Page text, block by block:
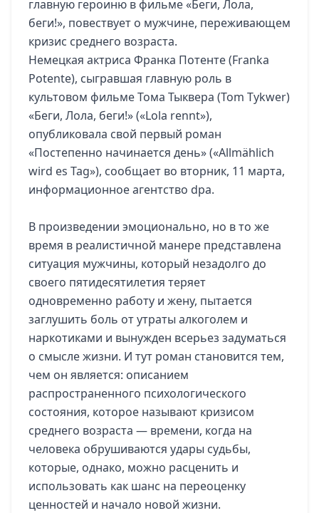
главную героиню в фильме «Беги, Лола,
беги!», повествует о мужчине, переживающем
кризис среднего возраста.
Немецкая актриса Франка Потенте (Franka
Potente), сыгравшая главную роль в
культовом фильме Тома Тыквера (Tom Tykwer)
«Беги, Лола, беги!» («Lola rennt»),
опубликовала свой первый роман
«Постепенно начинается день» («Allmählich
wird es Tag»), сообщает во вторник, 11 марта,
информационное агентство dpa.
В произведении эмоционально, но в то же
время в реалистичной манере представлена
ситуация мужчины, который незадолго до
своего пятидесятилетия теряет
одновременно работу и жену, пытается
заглушить боль от утраты алкоголем и
наркотиками и вынужден всерьез задуматься
о смысле жизни. И тут роман становится тем,
чем он является: описанием
распространенного психологического
состояния, которое называют кризисом
среднего возраста — времени, когда на
человека обрушиваются удары судьбы,
которые, однако, можно расценить и
использовать как шанс на переоценку
ценностей и начало новой жизни.